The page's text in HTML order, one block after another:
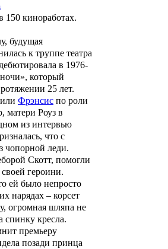
150 киноработах.
будущая
к труппе театра
в 1976-
который
25 лет.
Фрэнсис по роли
матери Роуз в
из интервью
что с
чопорной леди.
Скотт, помогли
своей героини.
ей было непросто
нарядах – корсет
огромная шляпа не
спинку кресла.
премьеру
позади принца